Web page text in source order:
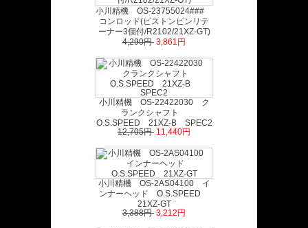
小川精機 OS-23755024###
コンロッド(ピストンピンリテ
ーナー3個付/R2102/21XZ-GT)
4,290円 3,861円
小川精機 OS-22422030 ク
ランクシャフト
O.S.SPEED 21XZ-B SPEC2
12,705円 11,440円
小川精機 OS-2AS04100 イ
ンナーヘッド O.S.SPEED
21XZ-GT
3,388円 3,212円